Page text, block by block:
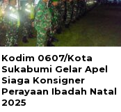
Kodim 0607/Kota
Sukabumi Gelar Apel
Siaga Konsigner
Perayaan Ibadah Natal
2025